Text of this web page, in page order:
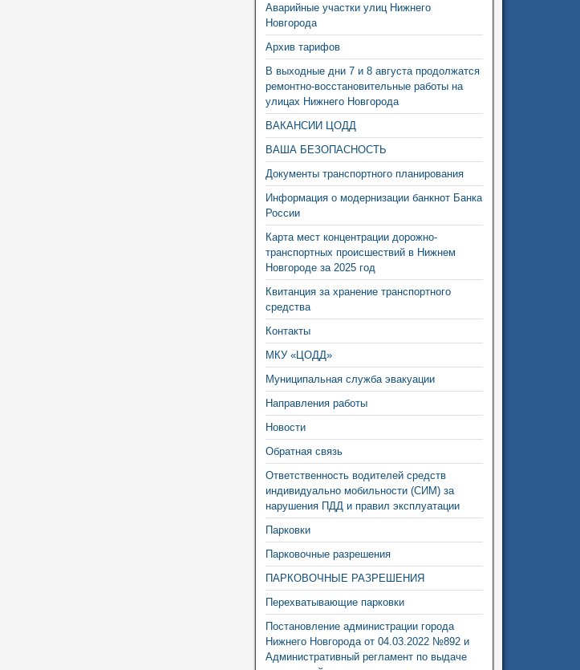
Аварийные участки улиц Нижнего
Новгорода
Архив тарифов
В выходные дни 7 и 8 августа продолжатся
ремонтно-восстановительные работы на
улицах Нижнего Новгорода
ВАКАНСИИ ЦОДД
ВАША БЕЗОПАСНОСТЬ
Документы транспортного планирования
Информация о модернизации банкнот Банка
России
Карта мест концентрации дорожно-
транспортных происшествий в Нижнем
Новгороде за 2025 год
Квитанция за хранение транспортного
средства
Контакты
МКУ «ЦОДД»
Муниципальная служба эвакуации
Направления работы
Новости
Обратная связь
Ответственность водителей средств
индивидуально мобильности (СИМ) за
нарушения ПДД и правил эксплуатации
Парковки
Парковочные разрешения
ПАРКОВОЧНЫЕ РАЗРЕШЕНИЯ
Перехватывающие парковки
Постановление администрации города
Нижнего Новгорода от 04.03.2022 №892 и
Административный регламент по выдаче